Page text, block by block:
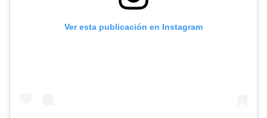
Ver esta publicación en Instagram